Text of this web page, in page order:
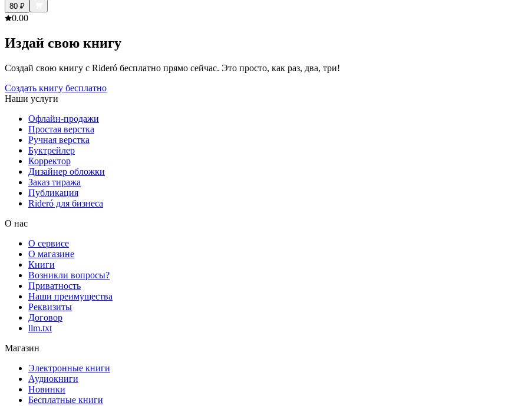
80 ₽
0.00
Издай свою книгу
Создай свою книгу с Rideró бесплатно прямо сейчас. Это просто, как раз, два, три!
Создать книгу бесплатно
Наши услуги
Офлайн-продажи
Простая верстка
Ручная верстка
Буктрейлер
Корректор
Дизайнер обложки
Заказ тиража
Публикация
Rideró для бизнеса
О нас
О сервисе
О магазине
Книги
Возникли вопросы?
Приватность
Наши преимущества
Реквизиты
Договор
llm.txt
Магазин
Электронные книги
Аудиокниги
Новинки
Бесплатные книги